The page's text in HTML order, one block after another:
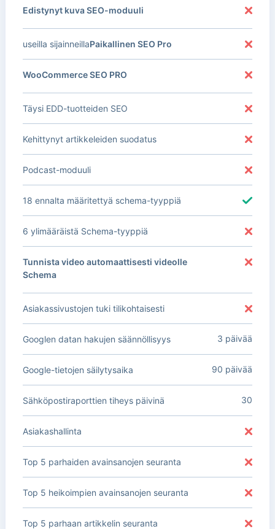
Edistynyt kuva SEO-moduuli
Paikallinen SEO Pro
useilla sijainneilla
WooCommerce SEO PRO
Täysi EDD-tuotteiden SEO
Kehittynyt artikkeleiden suodatus
Podcast-moduuli
18 ennalta määritettyä schema-tyyppiä
6 ylimääräistä Schema-tyyppiä
Tunnista video automaattisesti videolle
Schema
Asiakassivustojen tuki tilikohtaisesti
Googlen datan hakujen säännöllisyys 3 päivää
Google-tietojen säilytysaika 90 päivää
Sähköpostiraporttien tiheys päivinä 30
Asiakashallinta
Top 5 parhaiden avainsanojen seuranta
Top 5 heikoimpien avainsanojen seuranta
Top 5 parhaan artikkelin seuranta